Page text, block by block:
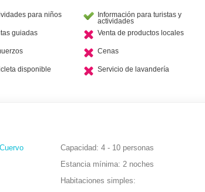
para niños Información para turistas y
actividades
guiadas Venta de productos locales
Cenas
disponible Servicio de lavandería
Capacidad
4 - 10 personas
Estancia mínima 2 noches
Habitaciones simples